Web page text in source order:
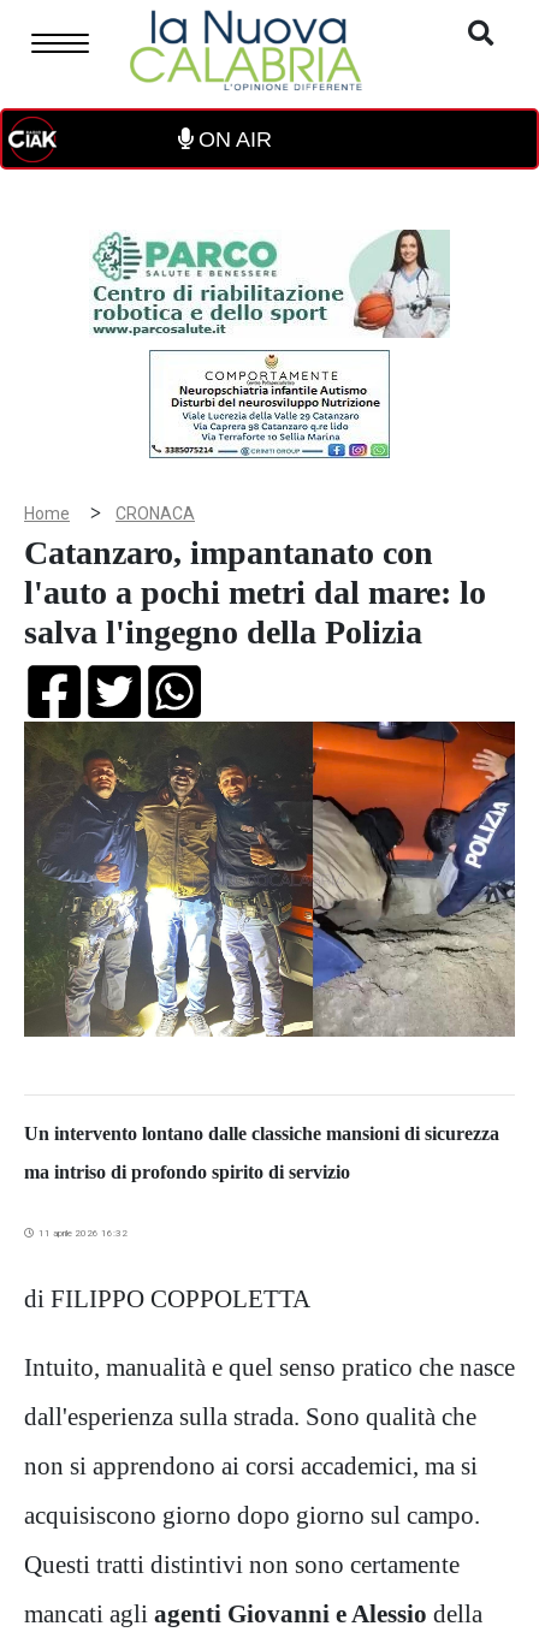
ON AIR
Home > CRONACA
Catanzaro, impantanato con
l'auto a pochi metri dal mare: lo
salva l'ingegno della Polizia
Un intervento lontano dalle classiche mansioni di sicurezza
ma intriso di profondo spirito di servizio
11 aprile 2026 16:32
di FILIPPO COPPOLETTA
Intuito, manualità e quel senso pratico che nasce
dall'esperienza sulla strada. Sono qualità che
non si apprendono ai corsi accademici, ma si
acquisiscono giorno dopo giorno sul campo.
Questi tratti distintivi non sono certamente
mancati agli agenti Giovanni e Alessio della